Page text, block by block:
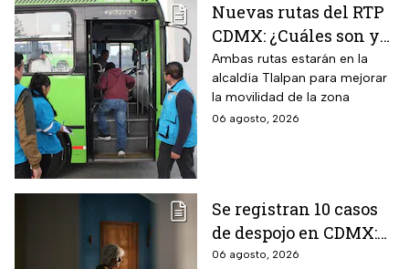
Nuevas rutas del RTP
CDMX: ¿Cuáles son y
con qué estaciones
del Metrobús
conectan?
Ambas rutas estarán en la
alcaldía Tlalpan para mejorar
la movilidad de la zona
06 agosto, 2026
Se registran 10 casos
de despojo en CDMX:
adultos mayores son
06 agosto, 2026